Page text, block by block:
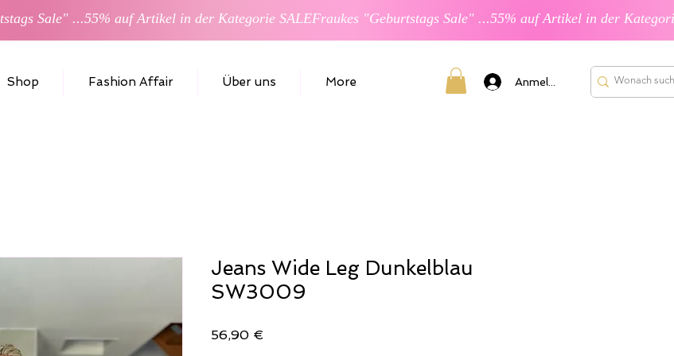
Shop Fashion Affair Über uns More Anmelden
Jeans Wide Leg Dunkelblau
SW3009
56,90 €Preis